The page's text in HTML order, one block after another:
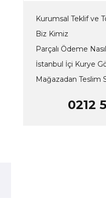
Kurumsal Teklif ve
Biz Kimiz
Parçalı Ödeme Nasıl
İstanbul İçi Kurye
Mağazadan Teslim
0212